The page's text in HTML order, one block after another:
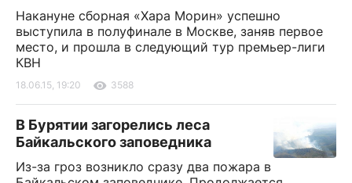
Накануне сборная «Хара Морин» успешно
выступила в полуфинале в Москве, заняв первое
место, и прошла в следующий тур премьер-лиги
КВН
18.06.15, 19:20 3588
В Бурятии загорелись леса
Байкальского заповедника
Из-за гроз возникло сразу два пожара в